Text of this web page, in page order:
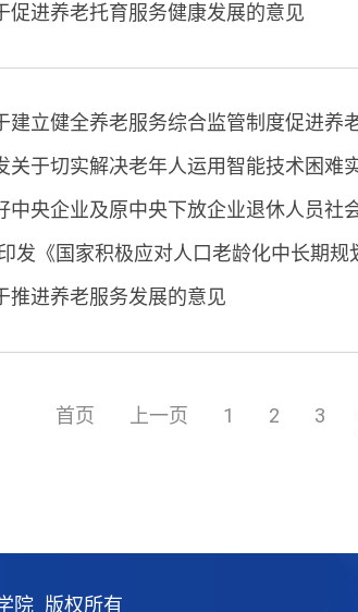
促进养老托育服务健康发展的意见
建立健全养老服务综合监管制度促进养
关于切实解决老年人运用智能技术困难
中央企业及原中央下放企业退休人员社
发《国家积极应对人口老龄化中长期规
推进养老服务发展的意见
首页 上一页 1 2 3
院 版权所有